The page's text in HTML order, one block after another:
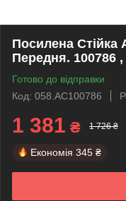
Посилена Стійка
Передня. 100786
Готово до відправки
Код: 058.AC100786
1 381 ₴ 1 726 ₴
Економія 345 ₴